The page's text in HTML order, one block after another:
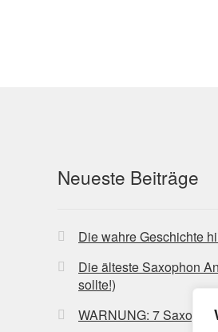
Neueste Beiträge
Die wahre Geschichte
Die älteste Saxophon
sollte!)
WARNUNG: 7